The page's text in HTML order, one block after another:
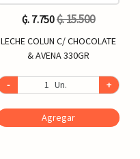
₲. 7.750₲. 15.500
LECHE COLUN C/ CHOCOLATE
& AVENA 330GR
- Un. +
Agregar